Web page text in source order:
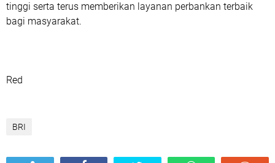
tinggi serta terus memberikan layanan perbankan terbaik
bagi masyarakat.
Red
BRI